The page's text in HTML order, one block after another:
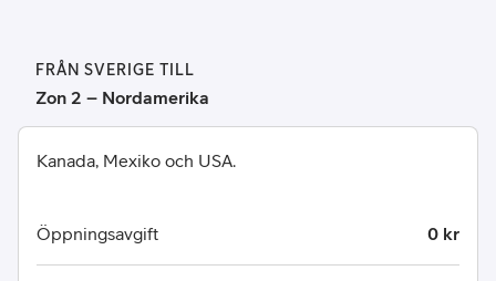
FRÅN SVERIGE TILL
Zon 2 – Nordamerika
Kanada, Mexiko och USA.
Öppningsavgift 0 kr